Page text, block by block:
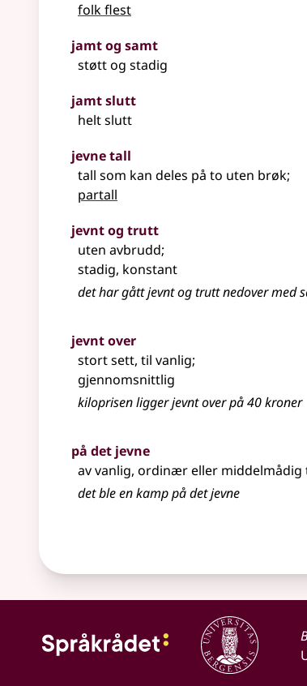
folk flest
jamt og samt
støtt og stadig
jamt slutt
helt slutt
jevne tall
tall som kan deles på to uten brøk;
partall
jevnt og trutt
uten avbrudd;
stadig, konstant
det har gått jevnt og trutt nedover med
jevnt over
stort sett, til vanlig;
gjennomsnittlig
kiloprisen ligger jevnt over på 40 kroner
på det jevne
av vanlig, ordinær eller middelmådig
det ble en kamp på det jevne